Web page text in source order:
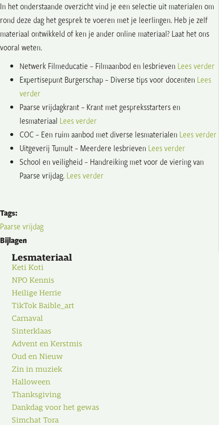
In het onderstaande overzicht vind je een selectie uit materialen om
rond deze dag het gesprek te voeren met je leerlingen. Heb je zelf
materiaal ontwikkeld of ken je ander online materiaal? Laat het ons
vooral weten.
Netwerk Filmeducatie – Filmaanbod en lesbrieven Lees verder
Expertisepunt Burgerschap – Diverse tips voor docenten Lees
verder
Paarse vrijdagkrant – Krant met gespreksstarters en
lesmateriaal Lees verder
COC – Een ruim aanbod met diverse lesmaterialen Lees verder
Uitgeverij Tumult – Meerdere lesbrieven Lees verder
School en veiligheid – Handreiking met voor de viering van
Paarse vrijdag. Lees verder
Tags:
Paarse vrijdag
Bijlagen
Lesmateriaal
Keti Koti
NPO Kennis
Heilige Herrie
TikTok Baible_art
Carnaval
Sinterklaas
Advent en Kerstmis
Oud en Nieuw
Zin in muziek
Halloween
Thanksgiving
Dankdag voor het gewas
Simchat Tora